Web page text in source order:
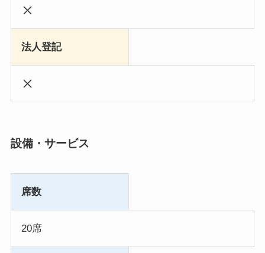
法人登記
設備・サービス
席数
20席